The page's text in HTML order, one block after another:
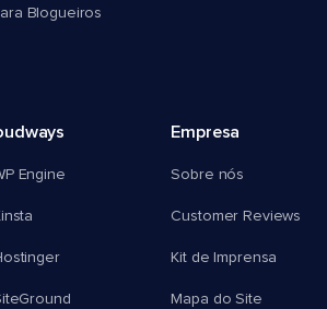
Blogueiros
Engine
Empresa
Sobre nós
Customer Reviews
Kit de Imprensa
Mapa do Site